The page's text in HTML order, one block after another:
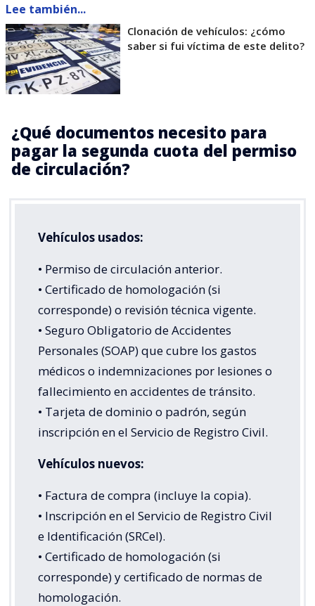
Lee también...
Clonación de vehículos: ¿cómo
saber si fui víctima de este delito?
¿Qué documentos necesito para
pagar la segunda cuota del permiso
de circulación?
Vehículos usados:
• Permiso de circulación anterior.
• Certificado de homologación (si
corresponde) o revisión técnica vigente.
• Seguro Obligatorio de Accidentes
Personales (SOAP) que cubre los gastos
médicos o indemnizaciones por lesiones o
fallecimiento en accidentes de tránsito.
• Tarjeta de dominio o padrón, según
inscripción en el Servicio de Registro Civil.
Vehículos nuevos:
• Factura de compra (incluye la copia).
• Inscripción en el Servicio de Registro Civil
e Identificación (SRCeI).
• Certificado de homologación (si
corresponde) y certificado de normas de
homologación.